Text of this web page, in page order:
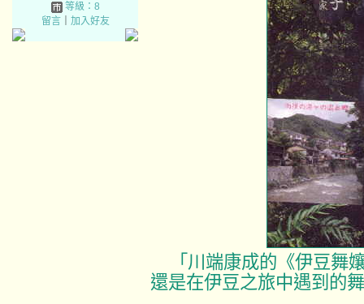
等級：8
留言｜ 加入好友
「川端康成的《伊豆舞
還是在伊豆之旅中遇到的